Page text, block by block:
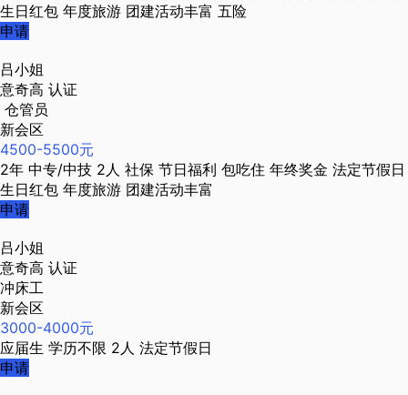
生日红包 年度旅游 团建活动丰富 五险
申请
吕小姐
意奇高 认证
仓管员
新会区
4500-5500元
2年 中专/中技 2人 社保 节日福利 包吃住 年终奖金 法定节假日
生日红包 年度旅游 团建活动丰富
申请
吕小姐
意奇高 认证
冲床工
新会区
3000-4000元
应届生 学历不限 2人 法定节假日
申请